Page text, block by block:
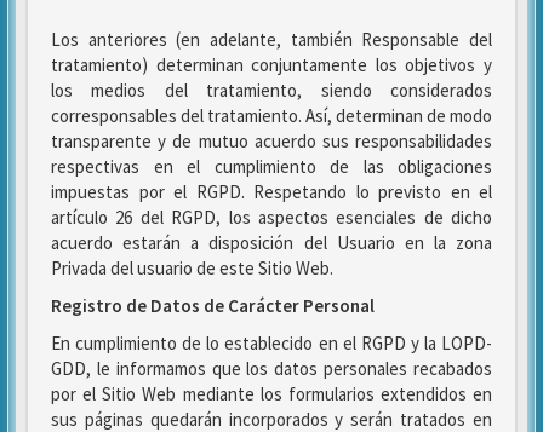
Los anteriores (en adelante, también Responsable del
tratamiento) determinan conjuntamente los objetivos y
los medios del tratamiento, siendo considerados
corresponsables del tratamiento. Así, determinan de modo
transparente y de mutuo acuerdo sus responsabilidades
respectivas en el cumplimiento de las obligaciones
impuestas por el RGPD. Respetando lo previsto en el
artículo 26 del RGPD, los aspectos esenciales de dicho
acuerdo estarán a disposición del Usuario en la zona
Privada del usuario de este Sitio Web.
Registro de Datos de Carácter Personal
En cumplimiento de lo establecido en el RGPD y la LOPD-
GDD, le informamos que los datos personales recabados
por el Sitio Web mediante los formularios extendidos en
sus páginas quedarán incorporados y serán tratados en